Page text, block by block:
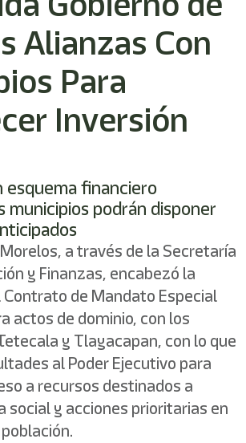
Alianzas Con
Para
Inversión
esquema financiero
municipios podrán disponer
a través de la Secretaría
y Finanzas, encabezó la
de Mandato Especial
actos de dominio, con los
y Tlayacapan, con lo que
al Poder Ejecutivo para
a recursos destinados a
y acciones prioritarias en